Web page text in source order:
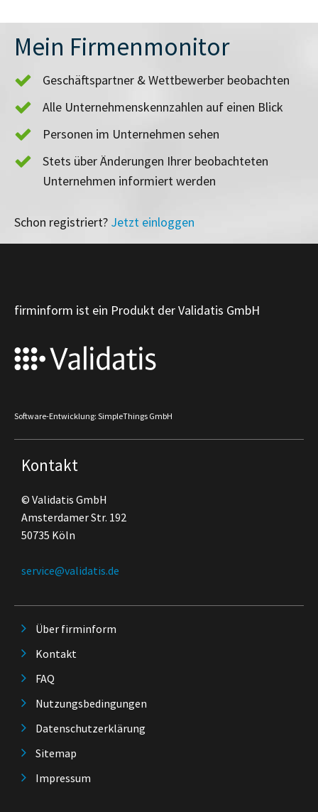
Mein Firmenmonitor
Geschäftspartner & Wettbewerber beobachten
Alle Unternehmenskennzahlen auf einen Blick
Personen im Unternehmen sehen
Stets über Änderungen Ihrer beobachteten
Unternehmen informiert werden
Schon registriert? Jetzt einloggen
firminform ist ein Produkt der Validatis GmbH
Software-Entwicklung: SimpleThings GmbH
Kontakt
© Validatis GmbH
Amsterdamer Str. 192
50735 Köln
service@validatis.de
Über firminform
Kontakt
FAQ
Nutzungsbedingungen
Datenschutzerklärung
Sitemap
Impressum